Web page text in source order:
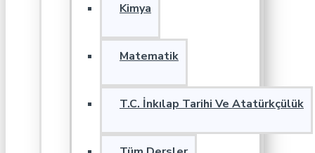
Kimya
Matematik
T.C. İnkılap Tarihi Ve Atatürkçülük